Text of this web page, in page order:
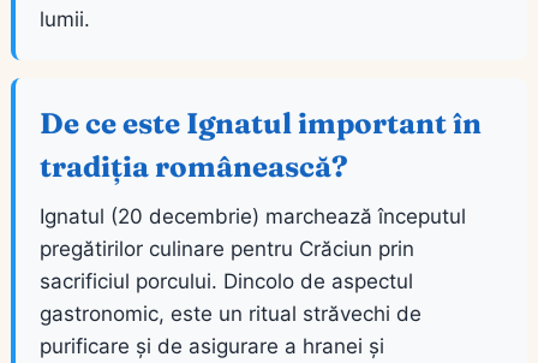
lumii.
De ce este Ignatul important în
tradiția românească?
Ignatul (20 decembrie) marchează începutul
pregătirilor culinare pentru Crăciun prin
sacrificiul porcului. Dincolo de aspectul
gastronomic, este un ritual străvechi de
purificare și de asigurare a hranei și